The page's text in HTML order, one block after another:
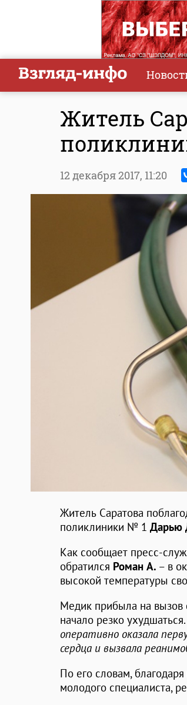
Житель
12 декабря 2017, 11:20
Житель Саратова
поликлиники № 1 Дарью
Как сообщает пресс-
обратился Роман А. – в
высокой температуры
Медик прибыла на вызов
начало резко ухудшаться.
оперативно оказала
сердца и вызвала
По его словам,
молодого специалиста,